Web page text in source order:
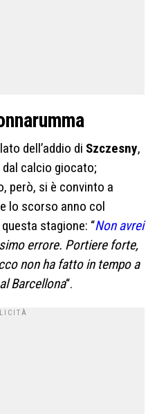
dell’addio di Szczesny,
calcio giocato;
però, si è convinto a
lo scorso anno col
stagione: “Non avrei
errore. Portiere forte,
non ha fatto in tempo a
Barcellona“.